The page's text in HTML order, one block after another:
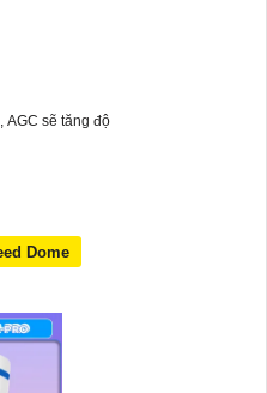
AGC sẽ tăng độ
Dome